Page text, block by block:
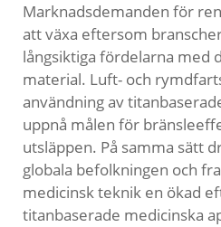
Marknadsdemanden för
att växa eftersom
långsiktiga fördelarna med
material. Luft- och
användning av
uppnå målen för
utsläppen. På samma sätt
globala befolkningen och
medicinsk teknik en ökad
titanbaserade medicinska